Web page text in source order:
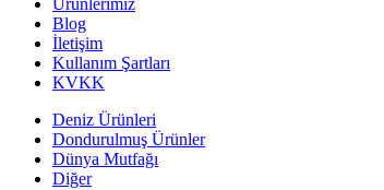
Ürünlerimiz
Blog
İletişim
Kullanım Şartları
KVKK
Deniz Ürünleri
Dondurulmuş Ürünler
Dünya Mutfağı
Diğer